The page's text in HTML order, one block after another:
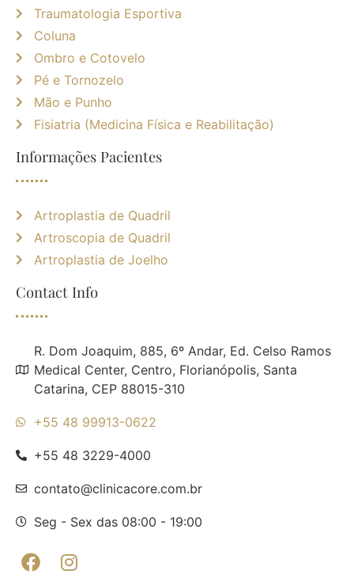
Traumatologia Esportiva
Coluna
Ombro e Cotovelo
Pé e Tornozelo
Mão e Punho
Fisiatria (Medicina Física e Reabilitação)
Informações Pacientes
Artroplastia de Quadril
Artroscopia de Quadril
Artroplastia de Joelho
Contact Info
R. Dom Joaquim, 885, 6º Andar, Ed. Celso Ramos
Medical Center, Centro, Florianópolis, Santa
Catarina, CEP 88015-310
+55 48 99913-0622
+55 48 3229-4000
contato@clinicacore.com.br
Seg - Sex das 08:00 - 19:00